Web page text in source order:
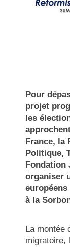
Pour
projet
les
France, la
Politique,
Fondation
organiser
à la
La montée
migratoire,